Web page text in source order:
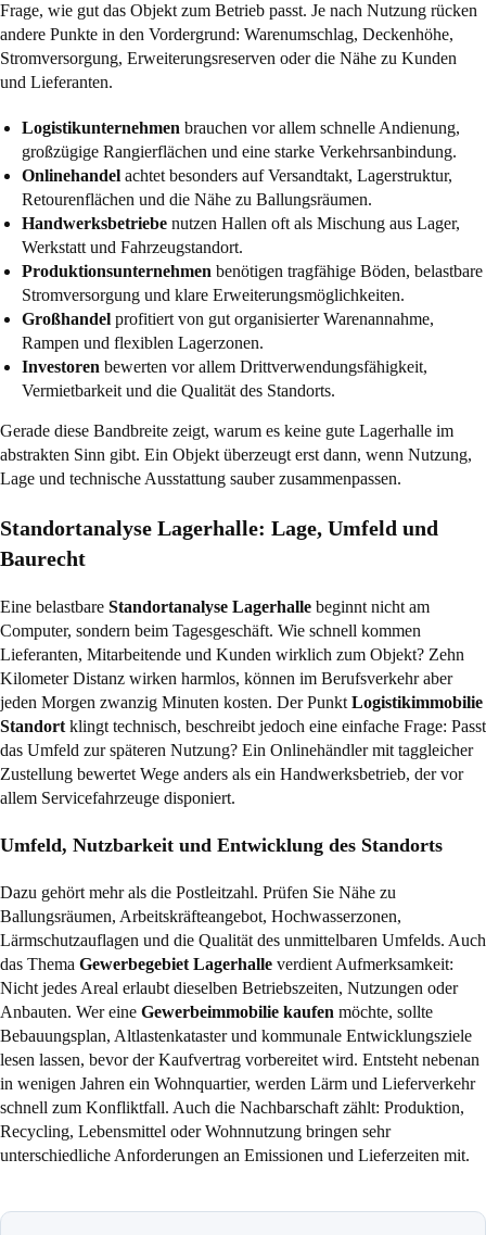
Frage, wie gut das Objekt zum Betrieb passt. Je nach Nutzung rücken
andere Punkte in den Vordergrund: Warenumschlag, Deckenhöhe,
Stromversorgung, Erweiterungsreserven oder die Nähe zu Kunden
und Lieferanten.
Logistikunternehmen brauchen vor allem schnelle Andienung,
großzügige Rangierflächen und eine starke Verkehrsanbindung.
Onlinehandel achtet besonders auf Versandtakt, Lagerstruktur,
Retourenflächen und die Nähe zu Ballungsräumen.
Handwerksbetriebe nutzen Hallen oft als Mischung aus Lager,
Werkstatt und Fahrzeugstandort.
Produktionsunternehmen benötigen tragfähige Böden, belastbare
Stromversorgung und klare Erweiterungsmöglichkeiten.
Großhandel profitiert von gut organisierter Warenannahme,
Rampen und flexiblen Lagerzonen.
Investoren bewerten vor allem Drittverwendungsfähigkeit,
Vermietbarkeit und die Qualität des Standorts.
Gerade diese Bandbreite zeigt, warum es keine gute Lagerhalle im
abstrakten Sinn gibt. Ein Objekt überzeugt erst dann, wenn Nutzung,
Lage und technische Ausstattung sauber zusammenpassen.
Standortanalyse Lagerhalle: Lage, Umfeld und
Baurecht
Eine belastbare Standortanalyse Lagerhalle beginnt nicht am
Computer, sondern beim Tagesgeschäft. Wie schnell kommen
Lieferanten, Mitarbeitende und Kunden wirklich zum Objekt? Zehn
Kilometer Distanz wirken harmlos, können im Berufsverkehr aber
jeden Morgen zwanzig Minuten kosten. Der Punkt Logistikimmobilie
Standort klingt technisch, beschreibt jedoch eine einfache Frage: Passt
das Umfeld zur späteren Nutzung? Ein Onlinehändler mit taggleicher
Zustellung bewertet Wege anders als ein Handwerksbetrieb, der vor
allem Servicefahrzeuge disponiert.
Umfeld, Nutzbarkeit und Entwicklung des Standorts
Dazu gehört mehr als die Postleitzahl. Prüfen Sie Nähe zu
Ballungsräumen, Arbeitskräfteangebot, Hochwasserzonen,
Lärmschutzauflagen und die Qualität des unmittelbaren Umfelds. Auch
das Thema Gewerbegebiet Lagerhalle verdient Aufmerksamkeit:
Nicht jedes Areal erlaubt dieselben Betriebszeiten, Nutzungen oder
Anbauten. Wer eine Gewerbeimmobilie kaufen möchte, sollte
Bebauungsplan, Altlastenkataster und kommunale Entwicklungsziele
lesen lassen, bevor der Kaufvertrag vorbereitet wird. Entsteht nebenan
in wenigen Jahren ein Wohnquartier, werden Lärm und Lieferverkehr
schnell zum Konfliktfall. Auch die Nachbarschaft zählt: Produktion,
Recycling, Lebensmittel oder Wohnnutzung bringen sehr
unterschiedliche Anforderungen an Emissionen und Lieferzeiten mit.